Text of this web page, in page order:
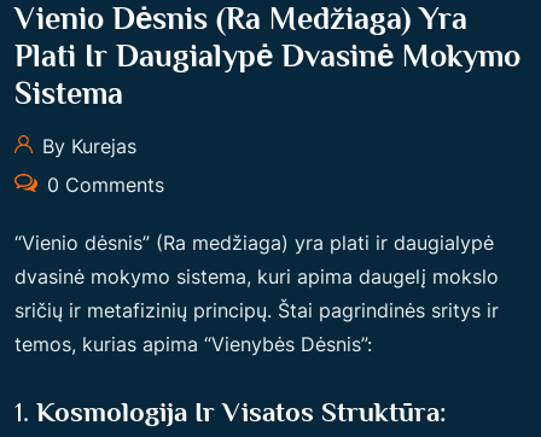
Vienio Dėsnis (Ra Medžiaga) Yra
Plati Ir Daugialypė Dvasinė Mokymo
Sistema
By Kurejas
0 Comments
“Vienio dėsnis” (Ra medžiaga) yra plati ir daugialypė
dvasinė mokymo sistema, kuri apima daugelį mokslo
sričių ir metafizinių principų. Štai pagrindinės sritys ir
temos, kurias apima “Vienybės Dėsnis”:
1. Kosmologija Ir Visatos Struktūra: